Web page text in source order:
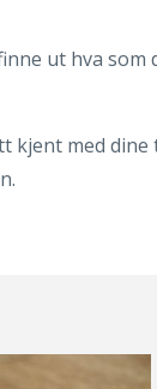
ut hva
med